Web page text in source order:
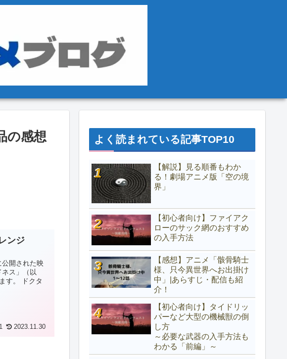
の感想
ンジ
開された映
ス」（以
す。 ドクタ
2023.11.30
よく読まれている記事TOP10
【解説】見る順番もわか
る！劇場アニメ版「空の境
界」
【初心者向け】ファイアク
ローのサック網のおすすめ
の入手方法
【感想】アニメ「骸骨騎士
様、只今異世界へお出掛け
中」|あらすじ・配信も紹
介！
【初心者向け】タイドリッ
パーなど大型の機械獣の倒
し方
～必要な武器の入手方法も
わかる「前編」～